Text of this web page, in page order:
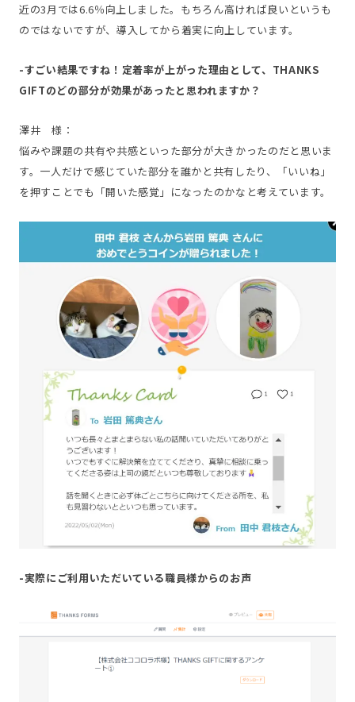
近の3月では6.6％向上しました。もちろん高ければ良いというも
のではないですが、導入してから着実に向上しています。
-すごい結果ですね！定着率が上がった理由として、THANKS
GIFTのどの部分が効果があったと思われますか？
澤井 様：
悩みや課題の共有や共感といった部分が大きかったのだと思いま
す。一人だけで感じていた部分を誰かと共有したり、「いいね」
を押すことでも「開いた感覚」になったのかなと考えています。
-実際にご利用いただいている職員様からのお声